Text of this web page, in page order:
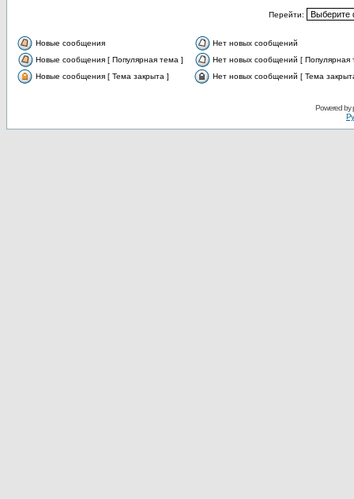
Перейти:
Новые сообщения
Нет новых сообщений
Новые сообщения [ Популярная тема ]
Нет новых сообщений [ Популярная
Новые сообщения [ Тема закрыта ]
Нет новых сообщений [ Тема
Powered by